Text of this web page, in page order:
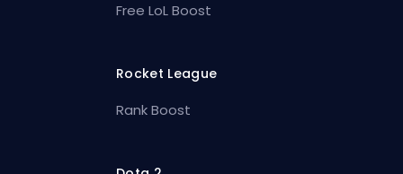
Free LoL Boost
Rocket League
Rank Boost